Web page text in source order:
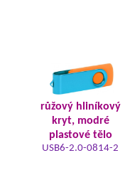
růžový hliníkový
kryt, modré
plastové tělo
USB6-2.0-0814-2